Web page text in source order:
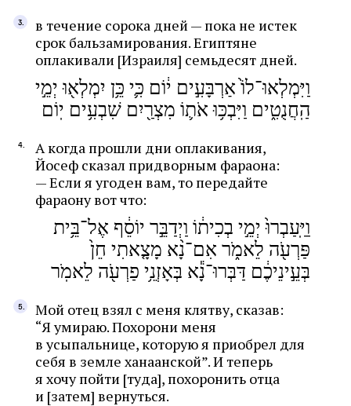
в течение сорока дней — пока не истек
срок бальзамирования. Египтяне
оплакивали [Израиля] семьдесят дней.
וַיִּמְלְאוּ־לוֹ֙ אַרְבָּעִ֣ים י֔וֹם כִּ֛י כֵּ֥ן יִמְלְא֖וּ יְמֵ֣י
הַֽחֲנֻטִ֑ים וַיִּבְכּ֥וּ אֹת֛וֹ מִצְרַ֖יִם שִׁבְעִ֥ים יֽוֹם
А когда прошли дни оплакивания,
Йосеф сказал придворным фараона:
— Если я угоден вам, то передайте
фараону вот что:
וַיַּֽעַבְרוּ֙ יְמֵ֣י בְכִית֔וֹ וַיְדַבֵּ֣ר יוֹסֵ֔ף אֶל־בֵּ֥ית
פַּרְעֹ֖ה לֵאמֹ֑ר אִם־נָ֨א מָצָ֤אתִי חֵן֙
בְּעֵ֣ינֵיכֶ֔ם דַּבְּרוּ־נָ֕א בְּאָזְנֵ֥י פַרְעֹ֖ה לֵאמֹֽר
Мой отец взял с меня клятву, сказав:
“Я умираю. Похорони меня
в усыпальнице, которую я приобрел для
себя в земле ханаанской”. И теперь
я хочу пойти [туда], похоронить отца
и [затем] вернуться.